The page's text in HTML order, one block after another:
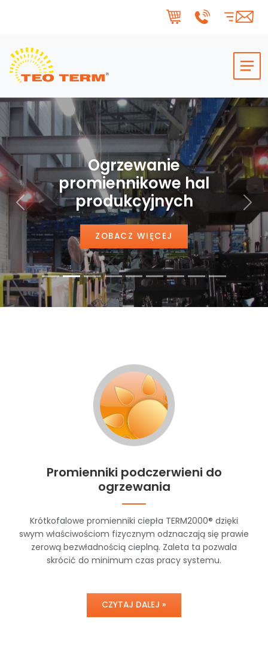
Ogrzewanie
promiennikowe hal
produkcyjnych
ZOBACZ WIĘCEJ
Poprzedni
Promienniki podczerwieni do
ogrzewania
Krótkofalowe promienniki ciepła TERM2000® dzięki
swym właściwościom fizycznym odznaczają się prawie
zerową bezwładnością cieplną. Zaleta ta pozwala
skrócić do minimum czas pracy systemu.
CZYTAJ DALEJ »